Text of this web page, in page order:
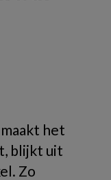
het
blijkt uit
Zo